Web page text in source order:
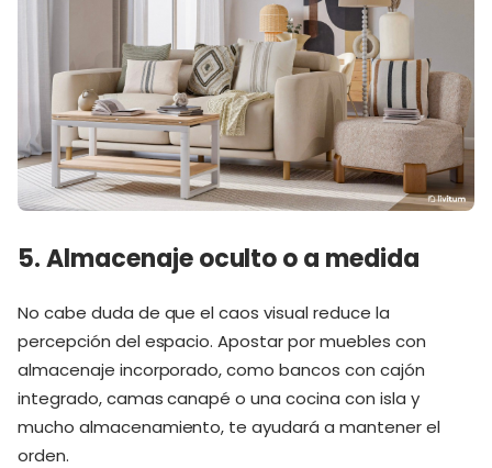
5. Almacenaje oculto o a medida
No cabe duda de que el caos visual reduce la
percepción del espacio. Apostar por muebles con
almacenaje incorporado, como bancos con cajón
integrado, camas canapé o una cocina con isla y
mucho almacenamiento, te ayudará a mantener el
orden.